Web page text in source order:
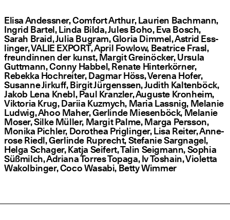
Eli­sa Andess­ner, Com­fort Arthur, Lau­ri­en Bach­mann,
Ingrid Bartel, Lin­da Bilda, Jules Boho, Eva Bosch,
Sarah Braid, Julia Bug­ram, Glo­ria Dim­mel, Astrid Ess­
lin­ger, VALIE EXPORT, April Fow­low, Bea­tri­ce Frasl,
freun­din­nen der kunst, Mar­git Grei­nö­cker, Ursu­la
Gutt­mann, Con­ny Hab­bel, Rena­te Hin­ter­kör­ner,
Rebek­ka Hoch­rei­ter, Dag­mar Höss, Vere­na Hofer,
Susan­ne Jir­kuff, Bir­git Jür­gens­sen, Judith Kal­ten­böck,
Jakob Lena Knebl, Paul Kranz­ler, Augus­te Kron­heim,
Vik­to­ria Krug, Dari­ia Kuz­mych, Maria Lass­nig, Mela­nie
Lud­wig, Ahoo Maher, Ger­lin­de Mie­sen­böck, Mela­nie
Moser, Sil­ke Mül­ler, Mar­git Pal­me, Mar­ga Pers­son,
Moni­ka Pich­ler, Doro­thea Prig­lin­ger, Lisa Rei­ter, Anne­
ro­se Riedl, Ger­lin­de Ruprecht, Ste­fa­nie Sarg­na­gel,
Hel­ga Schager, Kat­ja Sei­fert, Talin Seig­mann, Sophia
Süß­milch, Adria­na Tor­res Topa­ga, Iv Toshain, Vio­let­ta
Wakol­bin­ger, Coco Wasa­bi, Bet­ty Wimmer